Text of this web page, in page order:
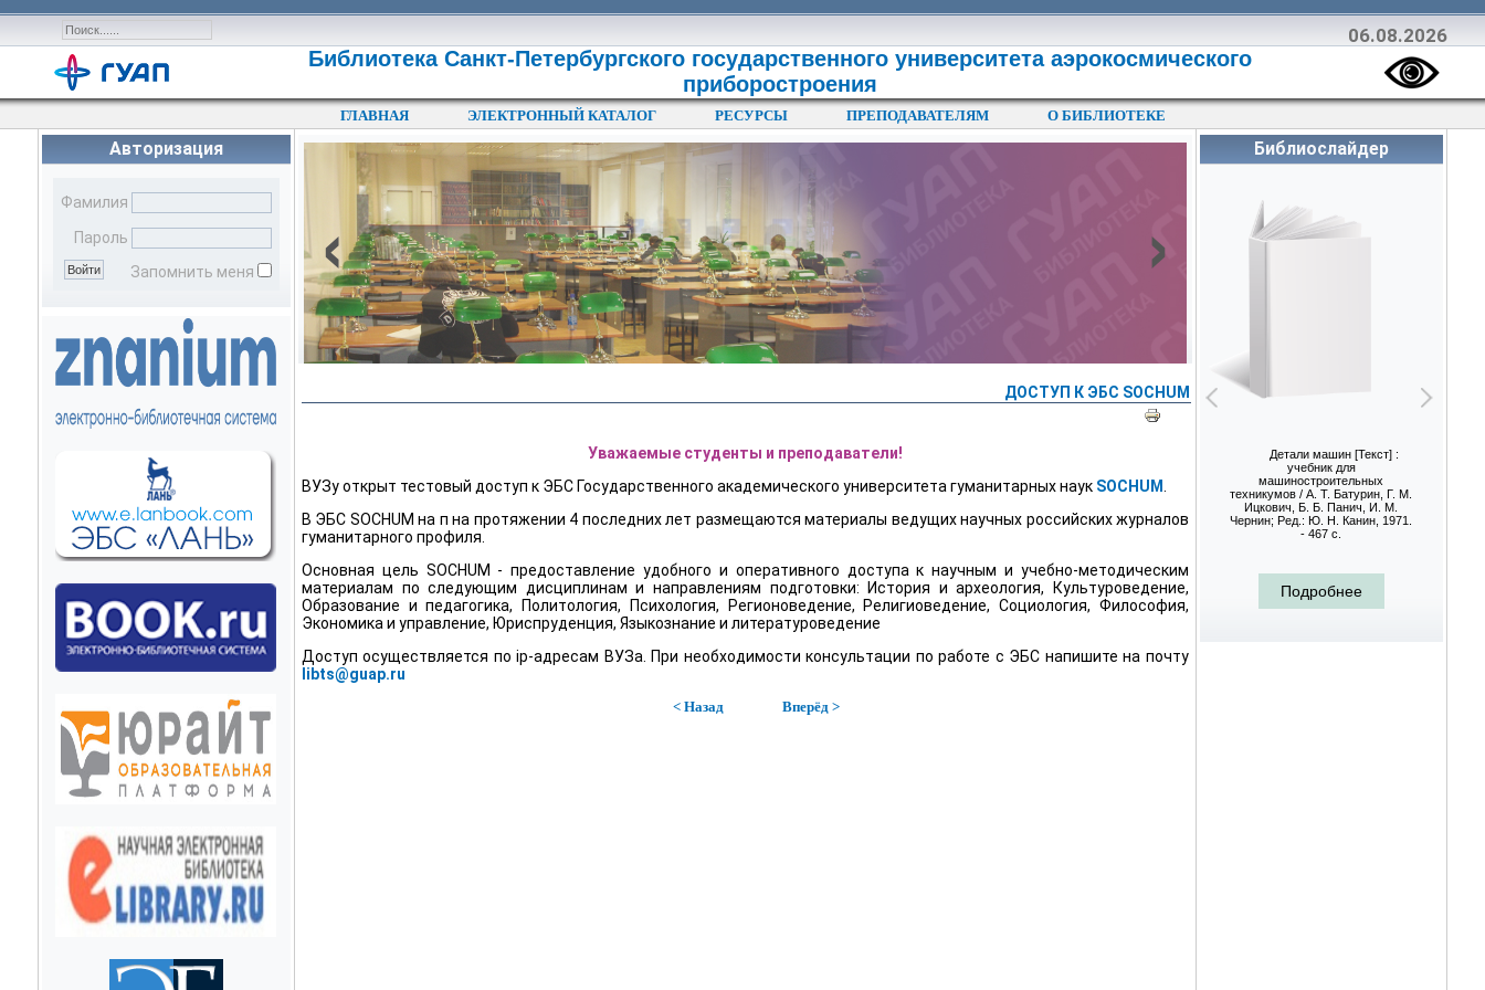
06.08.2026
Библиотека Санкт-Петербургского государственного университета аэрокосмического
приборостроения
ГЛАВНАЯ ЭЛЕКТРОННЫЙ КАТАЛОГ РЕСУРСЫ ПРЕПОДАВАТЕЛЯМ О БИБЛИОТЕКЕ
Авторизация
Фамилия
Пароль
Запомнить меня
‹ ›
ДОСТУП К ЭБС SOCHUM
Уважаемые студенты и преподаватели!
ВУЗу открыт тестовый доступ к ЭБС Государственного академического университета гуманитарных наук SOCHUM
В ЭБС SOCHUM на п на протяжении 4 последних лет размещаются материалы ведущих научных российских журналов
гуманитарного профиля.
Основная цель SOCHUM - предоставление удобного и оперативного доступа к научным и учебно-методическим
материалам по следующим дисциплинам и направлениям подготовки: История и археология, Культуроведение,
Образование и педагогика, Политология, Психология, Регионоведение, Религиоведение, Социология, Философия,
Экономика и управление, Юриспруденция, Языкознание и литературоведение
Доступ осуществляется по ip-адресам ВУЗа. При необходимости консультации по работе с ЭБС напишите на почту
libts@guap.ru
< Назад Вперёд >
Библиослайдер
Детали машин [Текст] :
учебник для
машиностроительных
техникумов / А. Т. Батурин, Г. М.
Ицкович, Б. Б. Панич, И. М.
Чернин; Ред.: Ю. Н. Канин, 1971.
- 467 с.
Подробнее
С.